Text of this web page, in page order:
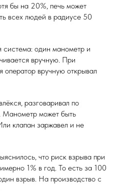
бы на 20%, печь может
всех людей в радиусе 50
система: один манометр и
вручную. При
оператор вручную открывал
разговаривал по
Манометр может быть
клапан заржавел и не
что риск взрыва при
1% в год. То есть за 100
взрыв. На производство с